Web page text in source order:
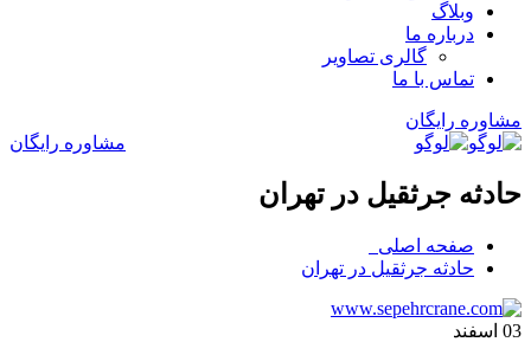
وبلاگ
درباره ما
گالری تصاویر
تماس با ما
مشاوره رایگان
مشاوره رایگان
حادثه جرثقیل در تهران
صفحه اصلی
حادثه جرثقیل در تهران
03 اسفند